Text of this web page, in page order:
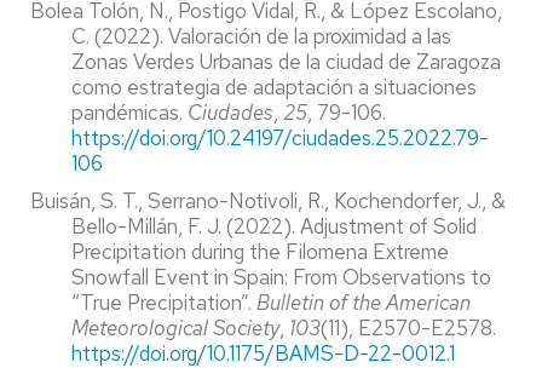
Bolea Tolón, N., Postigo Vidal, R., & López Escolano,
C. (2022). Valoración de la proximidad a las
Zonas Verdes Urbanas de la ciudad de Zaragoza
como estrategia de adaptación a situaciones
pandémicas. Ciudades, 25, 79-106.
https://doi.org/10.24197/ciudades.25.2022.79-
106
Buisán, S. T., Serrano-Notivoli, R., Kochendorfer, J., &
Bello-Millán, F. J. (2022). Adjustment of Solid
Precipitation during the Filomena Extreme
Snowfall Event in Spain: From Observations to
“True Precipitation”. Bulletin of the American
Meteorological Society, 103(11), E2570-E2578.
https://doi.org/10.1175/BAMS-D-22-0012.1